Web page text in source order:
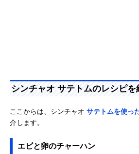
シンチャオ サテトムのレシピを
ここからは、シンチャオ サテトムを使っ
介します。
エビと卵のチャーハン